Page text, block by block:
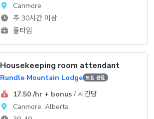
Canmore
주 30시간 이상
풀타임
Housekeeping room attendant
Rundle Mountain Lodge 모집 완료
17.50 /hr + bonus/ 시간당
Canmore, Alberta